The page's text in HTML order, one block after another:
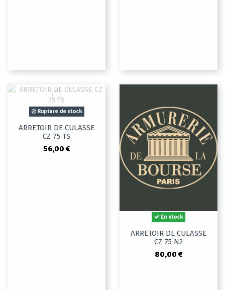
Rupture de stock
ARRETOIR DE CULASSE
CZ 75 TS
56,00 €
En stock
ARRETOIR DE CULASSE
CZ 75 N2
80,00 €